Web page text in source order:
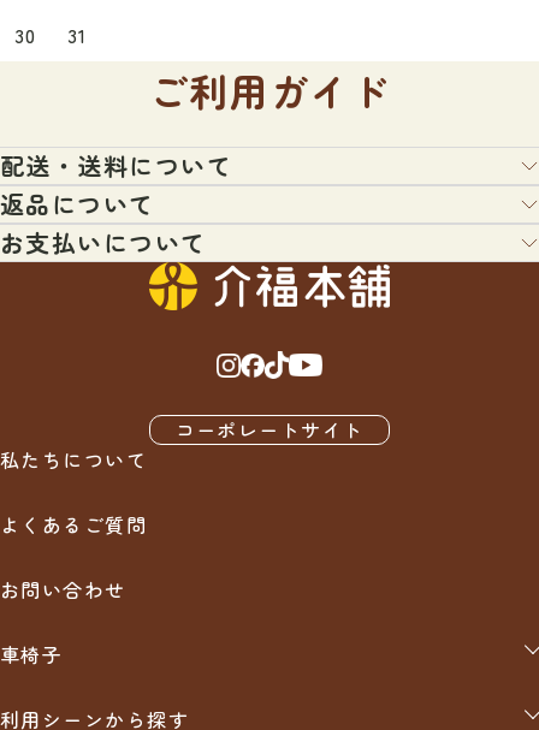
30
31
ご利用ガイド
配送・送料について
配送業者：ヤマト運輸・日本郵便・佐川急便・福山通運のいずれ
か（宅配便またはメール便）
＊配送業者の指定はできません。あらかじめご了承くださいま
＊日時指定がないご注文につきましては、通常最短日程にて出荷
・3,000円（税込）以上のお買い物で送料無料
料（車椅子など大型宅配便の場合を除く）
・前払い手数料、代金引換手数料、銀行振込手数料は原則として
お客様負担にてお願いいたします。
返品について
お客様都合による返品について
以下の条件にあてはまる場合、返品を受付いたします。
はメールにてご連絡いただいたもののみ原則対応いたします。
・対応可能期間：商品到着後7日以内にご連絡をいただいた場合
※弊社では出来るだけお求めやすい価格で販売させていただくた
め、サイズ違い、イメージ違いなどの良品にも関わらずお客様の
品に関しては基本的にお断りさせていただいております。
・メーカーから掛かる手数料（検品手数料、箱代、送料等）
をご負担頂いた上で、返品可能とさせていただきます。
お支払いについて
クレジットカード払、コンビニ払、代引き、銀行振込、などを用
意してございます。ご希望にあわせて、各種ご利用ください。
商品が到着時に配達員様へ商品代金をお支払い下さい。
購入後にお送りさせて頂きますご注文確認メールに記載されてお
分割払い、リボ払い可能です。※支払い回数はクレジットカード
コーポレートサイト
私たちについて
よくあるご質問
お問い合わせ
車椅子
利用シーンから探す